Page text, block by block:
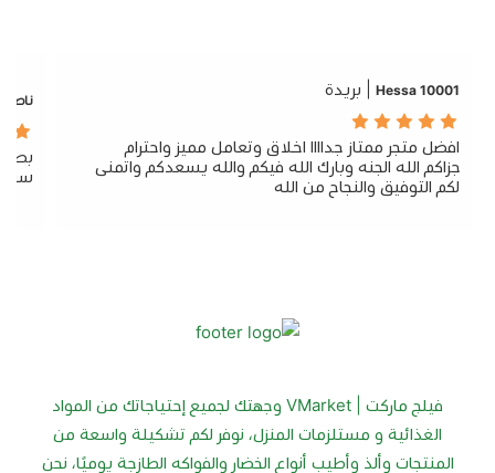
10001 Hessa | بريدة
افضل متجر ممتاز جداااا اخلاق وتعامل مميز واحترام
جزاكم الله الجنه وبارك الله فيكم والله يسعدكم واتمنى
لكم التوفيق والنجاح من الله
ناصر
فيلج ماركت | VMarket وجهتك لجميع إحتياجاتك من المواد
الغذائية و مستلزمات المنزل، نوفر لكم تشكيلة واسعة من
المنتجات وألذ وأطيب أنواع الخضار والفواكه الطازجة يوميًا، نحن